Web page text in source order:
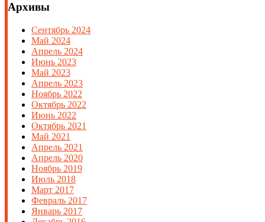
Архивы
Сентябрь 2024
Май 2024
Апрель 2024
Июнь 2023
Май 2023
Апрель 2023
Ноябрь 2022
Октябрь 2022
Июнь 2022
Октябрь 2021
Май 2021
Апрель 2021
Апрель 2020
Ноябрь 2019
Июль 2018
Март 2017
Февраль 2017
Январь 2017